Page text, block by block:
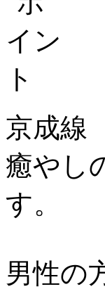
京成線
癒やし
す。
男性の